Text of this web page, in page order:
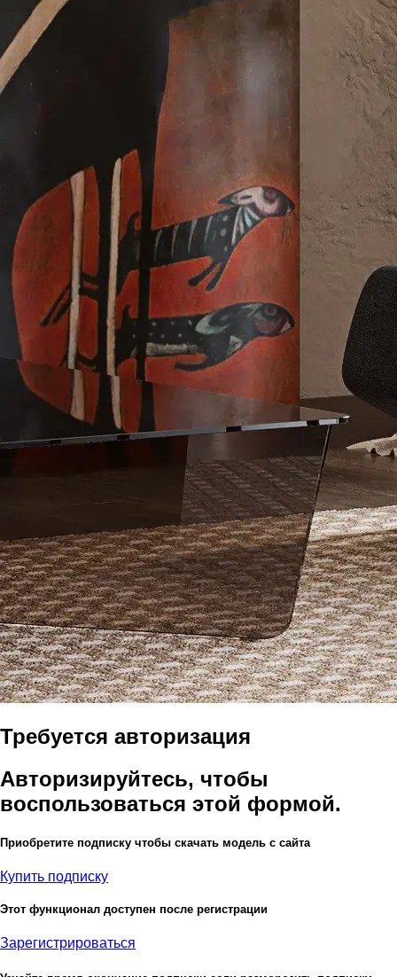
Требуется авторизация
Авторизируйтесь, чтобы
воспользоваться этой формой.
Приобретите подписку чтобы скачать модель с сайта
Купить подписку
Этот функционал доступен после регистрации
Зарегистрироваться